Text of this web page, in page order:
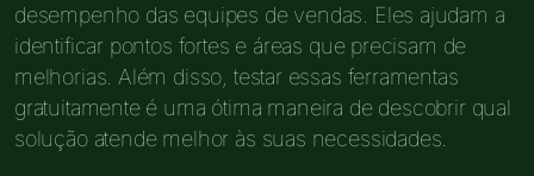
desempenho das equipes de vendas. Eles ajudam a
identificar pontos fortes e áreas que precisam de
melhorias. Além disso, testar essas ferramentas
gratuitamente é uma ótima maneira de descobrir qual
solução atende melhor às suas necessidades.